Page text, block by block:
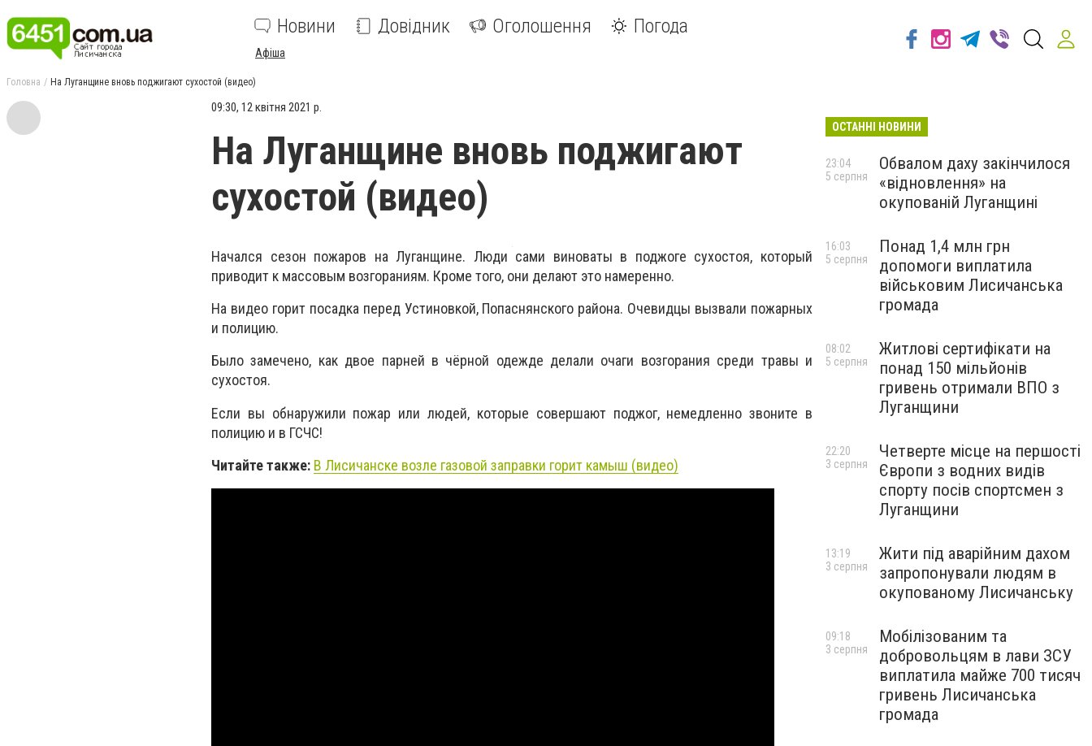
Новини Довідник Оголошення Погода
Афіша
Головна На Луганщине вновь поджигают сухостой (видео)
09:30, 12 квітня 2021 р.
На Луганщине вновь поджигают
сухостой (видео)
Начался сезон пожаров на Луганщине. Люди сами виноваты в поджоге сухостоя, который
приводит к массовым возгораниям. Кроме того, они делают это намеренно.
На видео горит посадка перед Устиновкой, Попаснянского района. Очевидцы вызвали пожарных
и полицию.
Было замечено, как двое парней в чёрной одежде делали очаги возгорания среди травы и
сухостоя.
Если вы обнаружили пожар или людей, которые совершают поджог, немедленно звоните в
полицию и в ГСЧС!
Читайте также: В Лисичанске возле газовой заправки горит камыш (видео)
ОСТАННІ НОВИНИ
Обвалом даху закінчилося
«відновлення» на
окупованій Луганщині
23:04
5 серпня
Понад 1,4 млн грн
допомоги виплатила
військовим Лисичанська
громада
16:03
5 серпня
Житлові сертифікати на
понад 150 мільйонів
гривень отримали ВПО з
Луганщини
08:02
5 серпня
Четверте місце на першості
Європи з водних видів
спорту посів спортсмен з
Луганщини
22:20
3 серпня
Жити під аварійним дахом
запропонували людям в
окупованому Лисичанську
13:19
3 серпня
Мобілізованим та
добровольцям в лави ЗСУ
виплатила майже 700 тисяч
гривень Лисичанська
громада
09:18
3 серпня